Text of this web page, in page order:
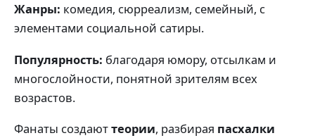
Жанры: комедия, сюрреализм, семейный, с
элементами социальной сатиры.
Популярность: благодаря юмору, отсылкам и
многослойности, понятной зрителям всех
возрастов.
Фанаты создаюттеории, разбирая пасхалки